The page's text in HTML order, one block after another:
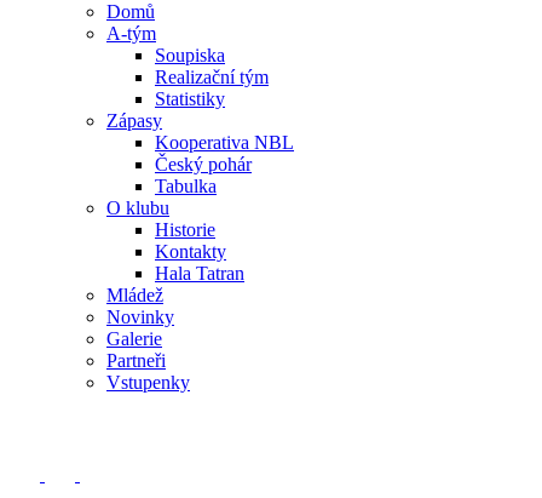
Domů
A-tým
Soupiska
Realizační tým
Statistiky
Zápasy
Kooperativa NBL
Český pohár
Tabulka
O klubu
Historie
Kontakty
Hala Tatran
Mládež
Novinky
Galerie
Partneři
Vstupenky